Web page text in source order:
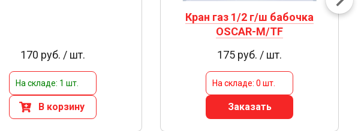
170 руб. / шт.
На складе: 1 шт.
В корзину
Кран газ 1/2 г/ш бабочка
OSCAR-M/TF
175 руб. / шт.
На складе: 0 шт.
Заказать